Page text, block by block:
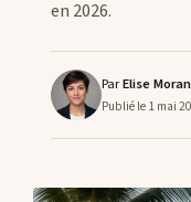
en 2026.
ParElise
Publié le 1 mai